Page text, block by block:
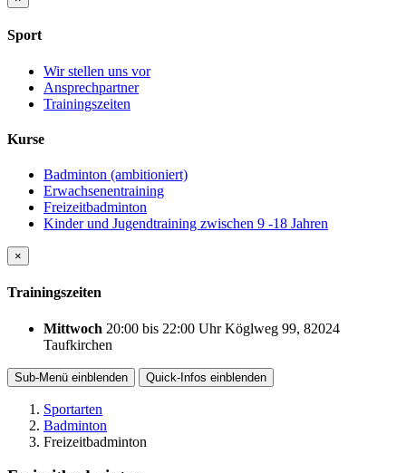
Sport
Wir stellen uns vor
Ansprechpartner
Trainingszeiten
Kurse
Badminton (ambitioniert)
Erwachsenentraining
Freizeitbadminton
Kinder und Jugendtraining zwischen 9 -18 Jahren
×
Trainingszeiten
Mittwoch 20:00 bis 22:00 UhrKöglweg 99, 82024
Taufkirchen
Sub-Menü einblenden Quick-Infos einblenden
Sportarten
Badminton
Freizeitbadminton